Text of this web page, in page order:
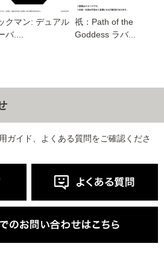
クマン: デュアル
バ....
祇：Path of the
Goddess ラバ...
ガイド、よくある質問をご確認くださ